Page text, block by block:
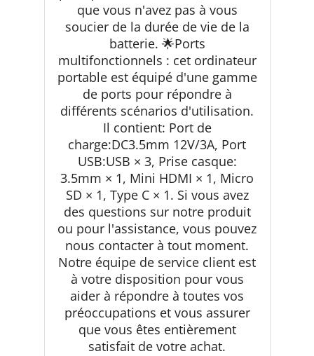
que vous n'avez pas à vous
soucier de la durée de vie de la
batterie. 🌟Ports
multifonctionnels : cet ordinateur
portable est équipé d'une gamme
de ports pour répondre à
différents scénarios d'utilisation.
Il contient: Port de
charge:DC3.5mm 12V/3A, Port
USB:USB × 3, Prise casque:
3.5mm × 1, Mini HDMI × 1, Micro
SD × 1, Type C × 1. Si vous avez
des questions sur notre produit
ou pour l'assistance, vous pouvez
nous contacter à tout moment.
Notre équipe de service client est
à votre disposition pour vous
aider à répondre à toutes vos
préoccupations et vous assurer
que vous êtes entièrement
satisfait de votre achat.